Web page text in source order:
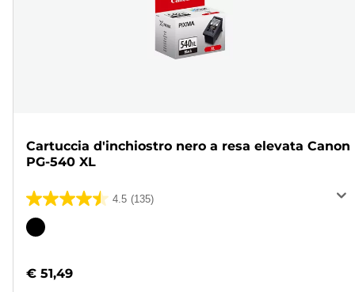
Cartuccia d'inchiostro nero a resa elevata Canon
PG-540 XL
4.5 (135)
4.5
su
135
Cartuccia
colori
€ 51,49